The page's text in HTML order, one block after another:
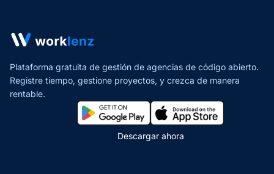
Plataforma gratuita de gestión de agencias de código abierto.
Registre tiempo, gestione proyectos, y crezca de manera
rentable.
Descargar ahora